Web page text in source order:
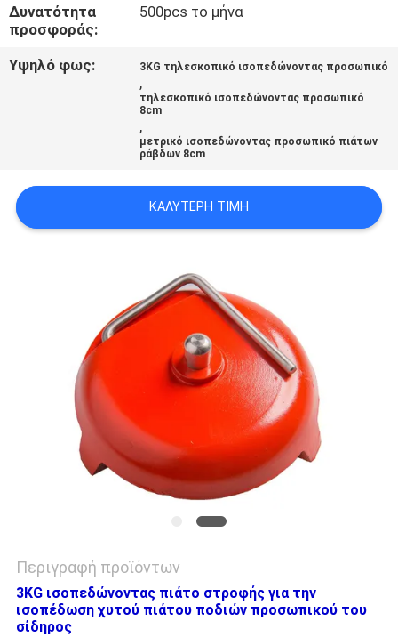
SITEMAP
Δυνατότητα
προσφοράς:
500pcs το μήνα
Υψηλό φως: 3KG τηλεσκοπικό ισοπεδώνοντας προσωπικό
,
τηλεσκοπικό ισοπεδώνοντας προσωπικό
8cm
,
μετρικό ισοπεδώνοντας προσωπικό πιάτων
ράβδων 8cm
ΚΑΛΎΤΕΡΗ ΤΙΜΉ
Περιγραφή προϊόντων
3KG ισοπεδώνοντας πιάτο στροφής για την
ισοπέδωση χυτού πιάτου ποδιών προσωπικού του
σίδηρος